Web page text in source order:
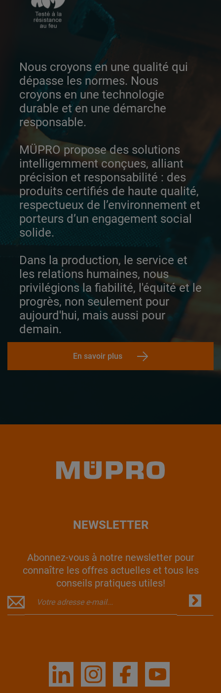
Nous croyons en une qualité qui
dépasse les normes. Nous
croyons en une technologie
durable et en une démarche
responsable.
MÜPRO propose des solutions
intelligemment conçues, alliant
précision et responsabilité : des
produits certifiés de haute qualité,
respectueux de l’environnement et
porteurs d’un engagement social
solide.
Dans la production, le service et
les relations humaines, nous
privilégions la fiabilité, l'équité et le
progrès, non seulement pour
aujourd'hui, mais aussi pour
demain.
En savoir plus
NEWSLETTER
Abonnez-vous à notre newsletter pour
connaître les offres actuelles et tous les
conseils pratiques utiles!